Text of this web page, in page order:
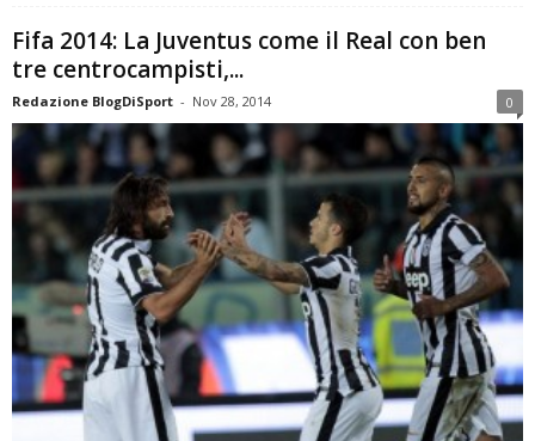
Fifa 2014: La Juventus come il Real con ben
tre centrocampisti,...
Redazione BlogDiSport - Nov 28, 2014 0